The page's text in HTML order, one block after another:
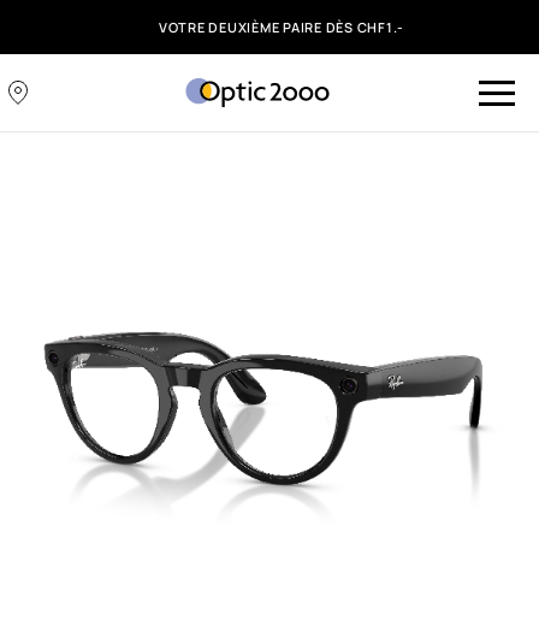
VOTRE DEUXIÈME PAIRE DÈS CHF1.-